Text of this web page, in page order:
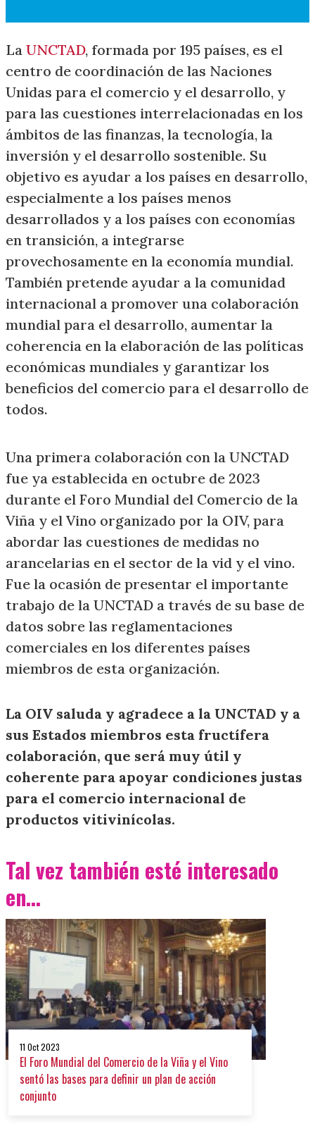
La UNCTAD, formada por 195 países, es el
centro de coordinación de las Naciones
Unidas para el comercio y el desarrollo, y
para las cuestiones interrelacionadas en los
ámbitos de las finanzas, la tecnología, la
inversión y el desarrollo sostenible. Su
objetivo es ayudar a los países en desarrollo,
especialmente a los países menos
desarrollados y a los países con economías
en transición, a integrarse
provechosamente en la economía mundial.
También pretende ayudar a la comunidad
internacional a promover una colaboración
mundial para el desarrollo, aumentar la
coherencia en la elaboración de las políticas
económicas mundiales y garantizar los
beneficios del comercio para el desarrollo de
todos.
Una primera colaboración con la UNCTAD
fue ya establecida en octubre de 2023
durante el Foro Mundial del Comercio de la
Viña y el Vino organizado por la OIV, para
abordar las cuestiones de medidas no
arancelarias en el sector de la vid y el vino.
Fue la ocasión de presentar el importante
trabajo de la UNCTAD a través de su base de
datos sobre las reglamentaciones
comerciales en los diferentes países
miembros de esta organización.
La OIV saluda y agradece a la UNCTAD y a
sus Estados miembros esta fructífera
colaboración, que será muy útil y
coherente para apoyar condiciones justas
para el comercio internacional de
productos vitivinícolas.
Tal vez también esté interesado
en...
11 Oct 2023
El Foro Mundial del Comercio de la Viña y el Vino
sentó las bases para definir un plan de acción
conjunto